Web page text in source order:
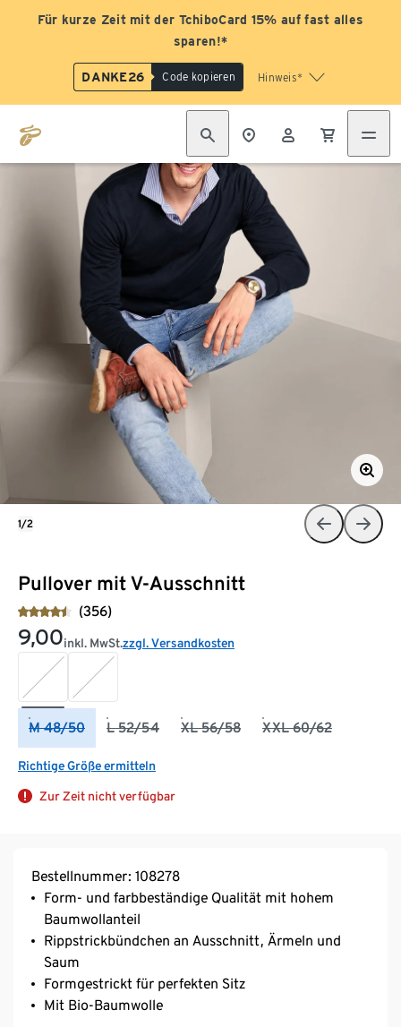
Für kurze Zeit mit der TchiboCard 15% auf fast alles
sparen!*
DANKE26 Code kopieren Hinweis*
Pullover mit V-Ausschnitt
(356)
9,00inkl. MwSt.zzgl. Versandkosten
M 48/50 L 52/54 XL 56/58 XXL 60/62
Richtige Größe ermitteln
Zur Zeit nicht verfügbar
1/2
Bestellnummer: 108278
Form- und farbbeständige Qualität mit hohem
Baumwollanteil
Rippstrickbündchen an Ausschnitt, Ärmeln und
Saum
Formgestrickt für perfekten Sitz
Mit Bio-Baumwolle